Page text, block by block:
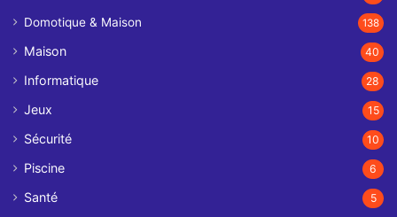
Domotique & Maison 138
Maison 40
Informatique 28
Jeux 15
Sécurité 10
Piscine 6
Santé 5